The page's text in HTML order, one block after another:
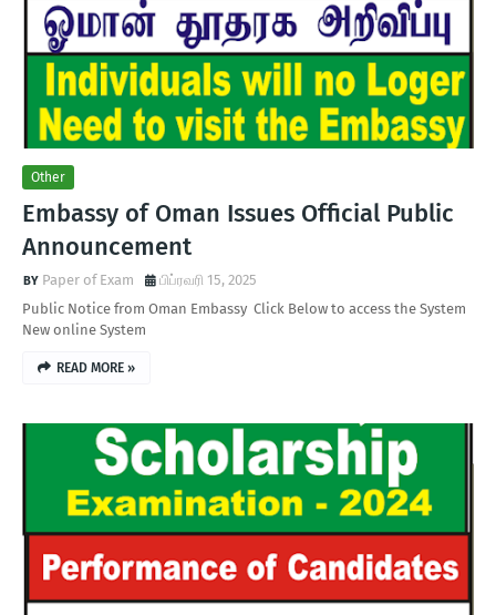
Other
Embassy of Oman Issues Official Public
Announcement
Paper of Exam
பிப்ரவரி 15, 2025
Public Notice from Oman Embassy Click Below to access the System
New online System
READ MORE »